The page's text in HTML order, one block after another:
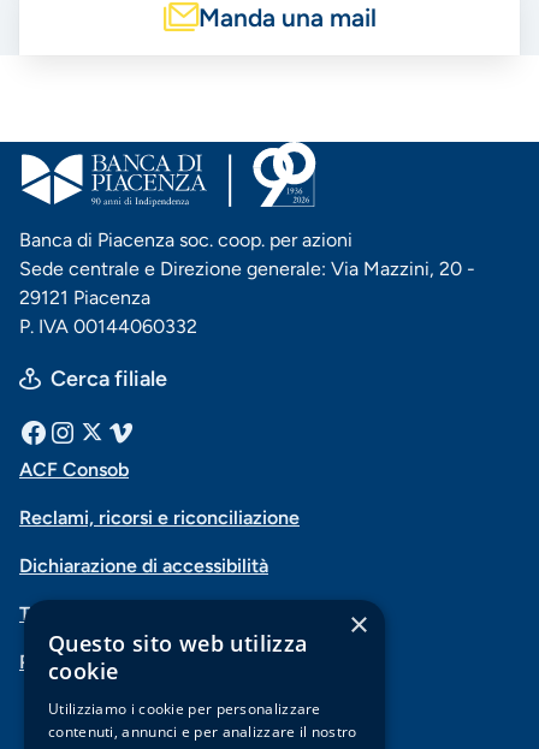
Manda una mail
Banca di Piacenza soc. coop. per azioni
Sede centrale e Direzione generale: Via Mazzini, 20 -
29121 Piacenza
P. IVA 00144060332
Cerca filiale
Menu
social
Facebook
InstagramVimeo
Menu
navigazione
piè
di
pagina
ACF Consob
Reclami, ricorsi e riconciliazione
Dichiarazione di accessibilità
Trasparenza
PSD2-Open Banking
×
Questo sito web utilizza
cookie
Utilizziamo i cookie per personalizzare
contenuti, annunci e per analizzare il nostro